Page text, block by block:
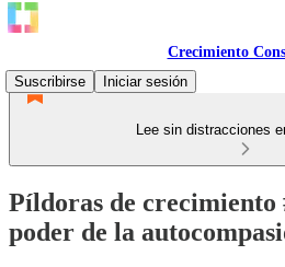
Crecimiento
Suscribirse
Iniciar sesión
Lee sin distracciones
Píldoras de crecimiento
poder de la